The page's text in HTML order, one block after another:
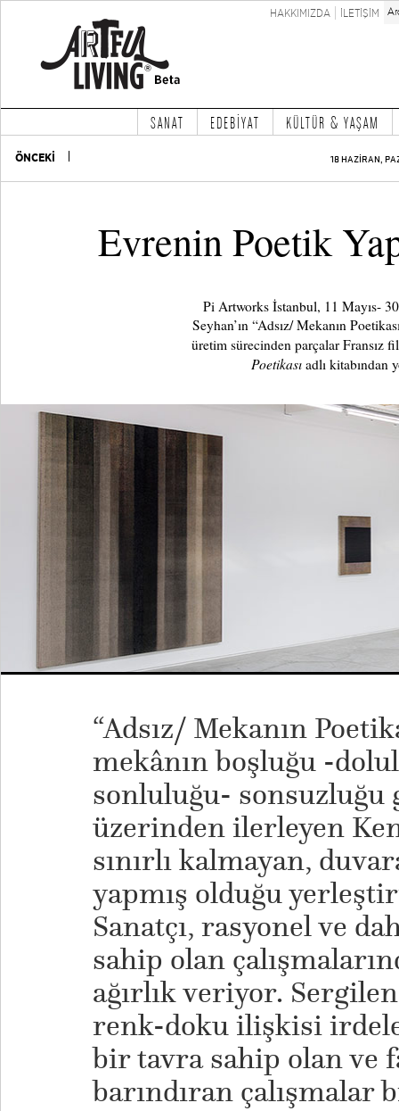
HAKKIMIZDA İLETİŞİM
SANAT EDEBİYAT KÜLTÜR & YAŞAM
ÖNCEKİ 18 HAZİRAN,
Evrenin Poetik
Pi Artworks İstanbul, 11 Mayıs-
Seyhan’ın “Adsız/ Mekanın
üretim sürecinden parçalar Fransız
Poetikası adlı kitabından
“Adsız/ Mekanın
mekânın boşluğu -
sonluluğu-
üzerinden ilerleyen
sınırlı kalmayan,
yapmış olduğu
Sanatçı, rasyonel ve
sahip olan
ağırlık veriyor.
renk-doku ilişkisi
bir tavra sahip olan ve
barındıran çalışmalar